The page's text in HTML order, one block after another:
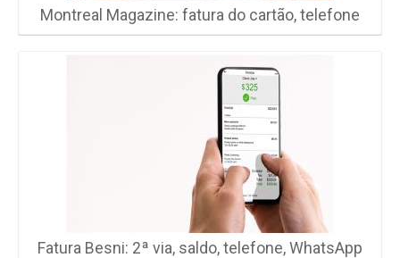
Montreal Magazine: fatura do cartão, telefone
Fatura Besni: 2ª via, saldo, telefone, WhatsApp